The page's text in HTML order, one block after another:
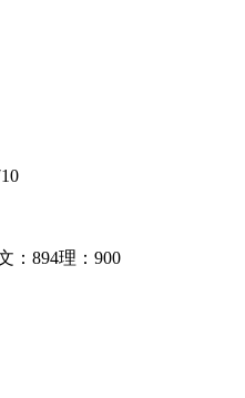
：894理：900